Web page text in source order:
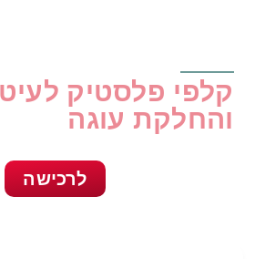
קלפי פלסטיק
והחלקת עוגה
לרכישה